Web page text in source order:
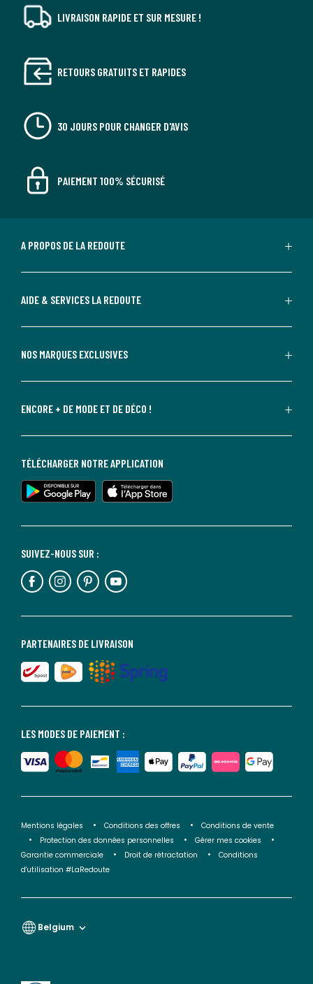
LIVRAISON RAPIDE ET SUR MESURE !
RETOURS GRATUITS ET RAPIDES
30 JOURS POUR CHANGER D'AVIS
PAIEMENT 100% SÉCURISÉ
A PROPOS DE LA REDOUTE
AIDE & SERVICES LA REDOUTE
NOS MARQUES EXCLUSIVES
ENCORE + DE MODE ET DE DÉCO !
LES MODES DE PAIEMENT :
PARTENAIRES DE LIVRAISON
SUIVEZ-NOUS SUR :
TÉLÉCHARGER NOTRE APPLICATION
Mentions légales Conditions des offres
Conditions de vente
Protection des données personnelles
Gérer mes cookies
Garantie commerciale
Droit de rétractation
Conditions
d'utilisation #LaRedoute
Belgium